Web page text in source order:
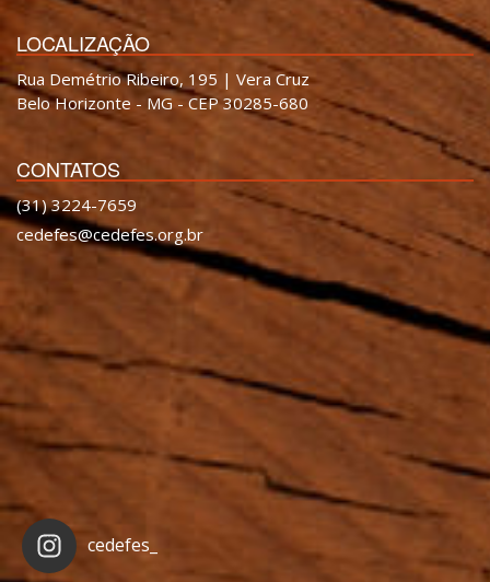
LOCALIZAÇÃO
Rua Demétrio Ribeiro, 195 | Vera Cruz
Belo Horizonte - MG - CEP 30285-680
CONTATOS
(31) 3224-7659
cedefes@cedefes.org.br
cedefes_